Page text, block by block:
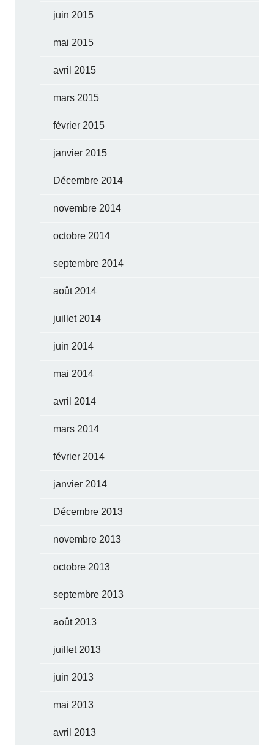
juin 2015
mai 2015
avril 2015
mars 2015
février 2015
janvier 2015
Décembre 2014
novembre 2014
octobre 2014
septembre 2014
août 2014
juillet 2014
juin 2014
mai 2014
avril 2014
mars 2014
février 2014
janvier 2014
Décembre 2013
novembre 2013
octobre 2013
septembre 2013
août 2013
juillet 2013
juin 2013
mai 2013
avril 2013